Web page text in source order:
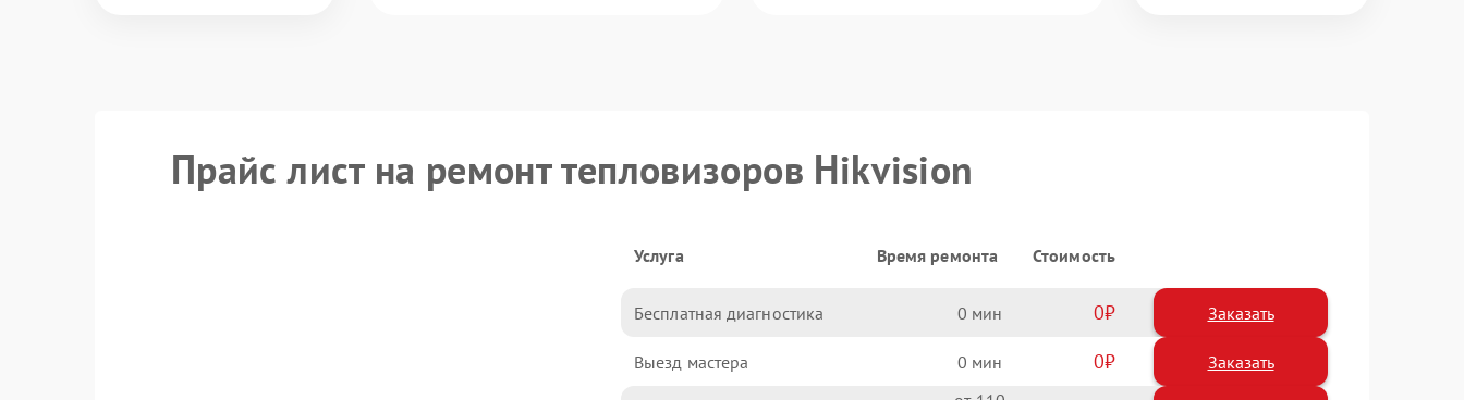
Прайс лист на ремонт тепловизоров Hikvision
Услуга Время ремонта Стоимость
Бесплатная диагностика 0 0 Заказать
Выезд мастера 0 0 Заказать